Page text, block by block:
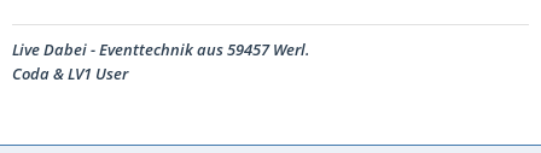
Live Dabei - Eventtechnik aus 59457 Werl.
Coda & LV1 User